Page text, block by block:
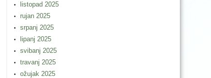
listopad 2025
rujan 2025
srpanj 2025
lipanj 2025
svibanj 2025
travanj 2025
ožujak 2025